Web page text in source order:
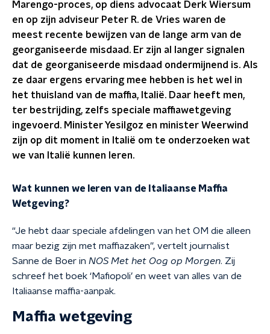
Marengo-proces, op diens advocaat Derk Wiersum
en op zijn adviseur Peter R. de Vries waren de
meest recente bewijzen van de lange arm van de
georganiseerde misdaad. Er zijn al langer signalen
dat de georganiseerde misdaad ondermijnend is. Als
ze daar ergens ervaring mee hebben is het wel in
het thuisland van de maffia, Italië. Daar heeft men,
ter bestrijding, zelfs speciale maffiawetgeving
ingevoerd. Minister Yesilgoz en minister Weerwind
zijn op dit moment in Italië om te onderzoeken wat
we van Italië kunnen leren.
Wat kunnen we leren van de Italiaanse Maffia
Wetgeving?
“Je hebt daar speciale afdelingen van het OM die alleen
maar bezig zijn met maffiazaken”, vertelt journalist
Sanne de Boer in NOS Met het Oog op Morgen. Zij
schreef het boek ‘Mafiopoli’ en weet van alles van de
Italiaanse maffia-aanpak.
Maffia wetgeving